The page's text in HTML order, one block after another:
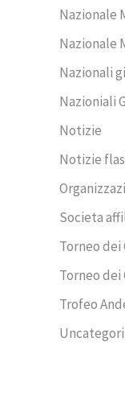
Nazionale
Nazionale
Nazionali
Nazioniali
Notizie
Notizie
Societa
Torneo dei
Torneo dei
Trofeo